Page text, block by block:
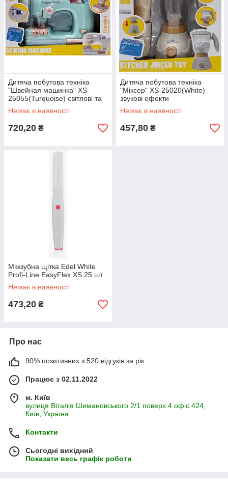
Дитяча побутова техніка
"Швейная машинка" XS-
25055(Turquoise) світлові та
звукові ефекти
Немає в наявності
720,20 ₴
Дитяча побутова техніка
"Міксер" XS-25020(White)
звукові ефекти
Немає в наявності
457,80 ₴
Міжзубна щітка Edel White
Profi-Line EasyFlex XS 25 шт
Немає в наявності
473,20 ₴
Про нас
90% позитивних з 520 відгуків за рік
Працює з 02.11.2022
м. Київ
вулиця Віталія Шимановського 2/1 поверх 4 офіс 424,
Київ, Україна
Контакти
Сьогодні вихідний
Показати весь графік роботи